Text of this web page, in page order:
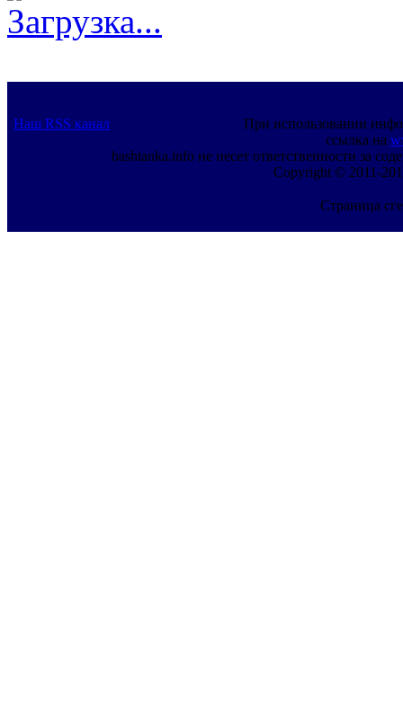
Загрузка...
Наш RSS канал
При использовании
ссылка на
bashtanka.info не несет ответственности за
Copyright © 2011-
Страница